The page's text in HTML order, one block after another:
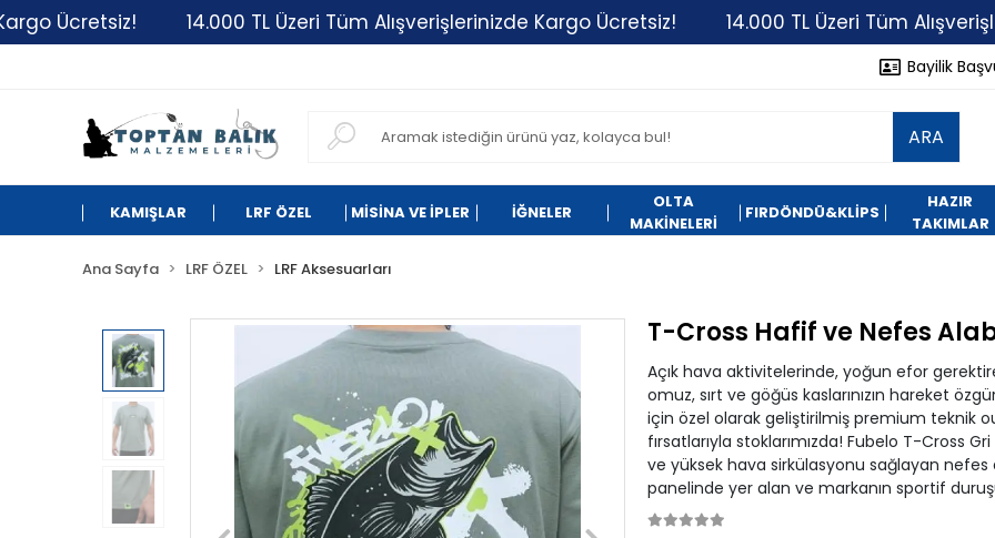
14.000 TL Üzeri Tüm Alışverişlerinizde Kargo Ücretsiz! 14.000 TL Üzeri Tüm
Bayilik
ARA
KAMIŞLAR LRF ÖZEL MİSİNA VE İPLER İĞNELER
OLTA
MAKİNELERİ
FIRDÖNDÜ&KLİPS
HAZIR
TAKIMLAR
Ana Sayfa LRF ÖZEL LRF Aksesuarları
T-Cross Hafif ve Nefes
Açık hava aktivitelerinde, yoğun efor
omuz, sırt ve göğüs kaslarınızın hareket
için özel olarak geliştirilmiş premium teknik
fırsatlarıyla stoklarımızda! Fubelo T-Cross
ve yüksek hava sirkülasyonu sağlayan
panelinde yer alan ve markanın sportif